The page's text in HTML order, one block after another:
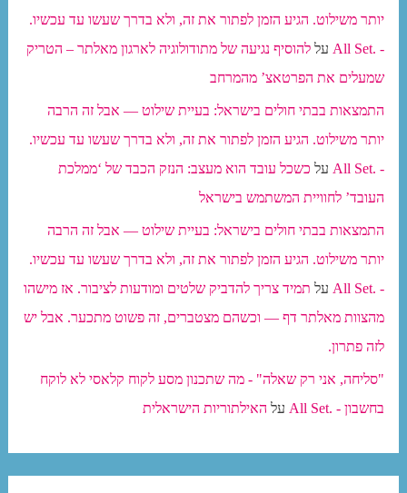
יותר משילוט. הגיע הזמן לפתור את זה, ולא בדרך שעשו עד עכשיו.
- .All Set
עללהוסיף נגיעה של מתודולוגיה לארגון מאלתר – הטריק
שמעלים את הפרטאצ’ מהמרחב
התמצאות בבתי חולים בישראל: בעיית שילוט — אבל זה הרבה
יותר משילוט. הגיע הזמן לפתור את זה, ולא בדרך שעשו עד עכשיו.
- .All Set
על כשכל עובד הוא מעצב: הנזק הכבד של ‘ממלכת
העובד’ לחוויית המשתמש בישראל
התמצאות בבתי חולים בישראל: בעיית שילוט — אבל זה הרבה
יותר משילוט. הגיע הזמן לפתור את זה, ולא בדרך שעשו עד עכשיו.
- .All Set
על תמיד צריך להדביק שלטים ומודעות לציבור. אז מישהו
מהצוות מאלתר דף — וכשהם מצטברים, זה פשוט מתכער. אבל יש
לזה פתרון.
"סליחה, אני רק שאלה" - מה שתכנון מסע לקוח קלאסי לא לוקח
בחשבון - .All Set
על האילתוריות הישראלית